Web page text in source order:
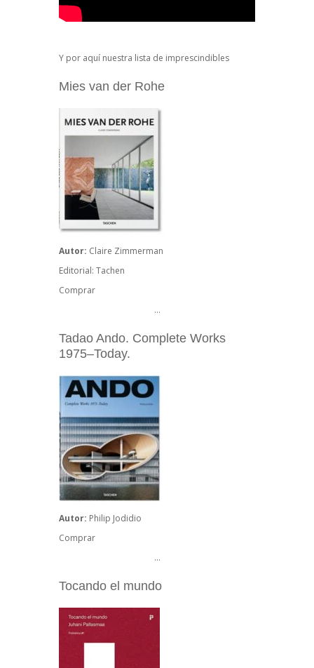
Y por aquí nuestra lista de imprescindibles
Mies van der Rohe
Autor: Claire Zimmerman
Editorial: Tachen
Comprar
…
Tadao Ando. Complete Works
1975–Today.
Autor: Philip Jodidio
Comprar
…
Tocando el mundo